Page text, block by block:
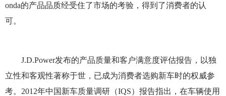
onda的产品品质经受住了市场的考验，得到了消费者的认
可。
J.D.Power发布的产品质量和客户满意度评估报告，以独
立性和客观性著称于世，已成为消费者选购新车时的权威参
考。2012年中国新车质量调研（IQS）报告指出，在车辆使用